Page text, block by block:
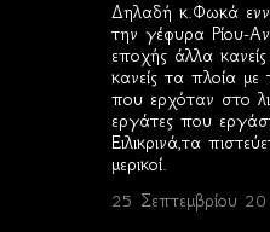
Δηλαδή κ.Φωκά
την γέφυρα Ρίου-
εποχής άλλα
κανείς τα πλοία με
που ερχόταν στο
εργάτες που
Ειλικρινά,τα
μερικοί.
25 Σεπτεμβρίου